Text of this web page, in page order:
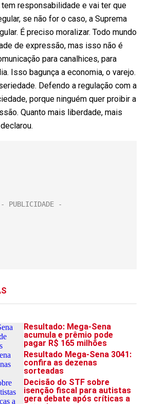
responsabilidade e vai ter que
se não for o caso, a Suprema
É preciso moralizar. Todo mundo
de expressão, mas isso não é
para canalhices, para
Isso bagunça a economia, o varejo.
Defendo a regulação com a
porque ninguém quer proibir a
Quanto mais liberdade, mais